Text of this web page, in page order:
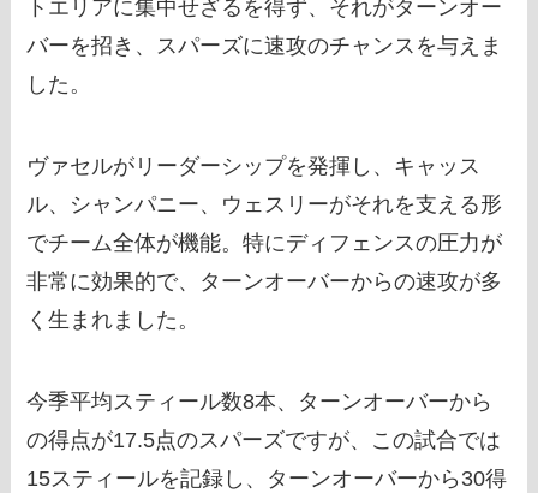
トエリアに集中せざるを得ず、それがターンオー
バーを招き、スパーズに速攻のチャンスを与えま
した。
ヴァセルがリーダーシップを発揮し、キャッス
ル、シャンパニー、ウェスリーがそれを支える形
でチーム全体が機能。特にディフェンスの圧力が
非常に効果的で、ターンオーバーからの速攻が多
く生まれました。
今季平均スティール数8本、ターンオーバーから
の得点が17.5点のスパーズですが、この試合では
15スティールを記録し、ターンオーバーから30得